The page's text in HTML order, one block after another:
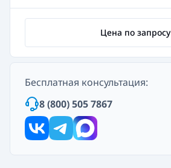
Цена по запросу
Бесплатная консультация:
8 (800) 505 7867